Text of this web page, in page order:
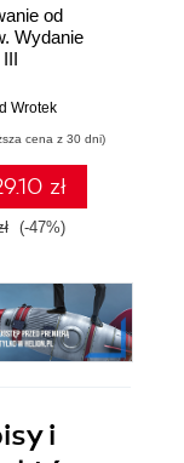
od
Wydanie
III
Wrotek
cena z 30 dni)
zł
(-47%)
i